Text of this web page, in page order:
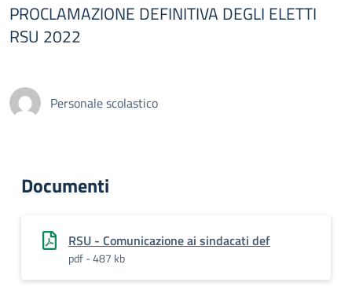
PROCLAMAZIONE DEFINITIVA DEGLI ELETTI
RSU 2022
Personale scolastico
Documenti
RSU - Comunicazione ai sindacati def
pdf - 487 kb